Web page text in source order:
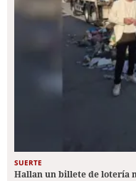
SUERTE
Hallan un billete de lotería